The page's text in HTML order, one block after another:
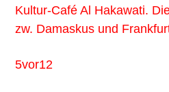
Kultur-Café Al Hakawati.
zw. Damaskus und
5vor12